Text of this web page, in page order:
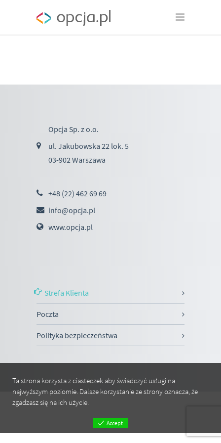
Opcja Sp. z o.o.
ul. Jakubowska 22 lok. 5
03-902 Warszawa
+48 (22) 462 69 69
info@opcja.pl
www.opcja.pl
Strefa Klienta
Poczta
Polityka bezpieczeństwa
Ta strona korzysta z ciasteczek aby świadczyć usługi na
najwyższym poziomie. Dalsze korzystanie ze strony oznacza, że
zgadzasz się na ich użycie.
Accept